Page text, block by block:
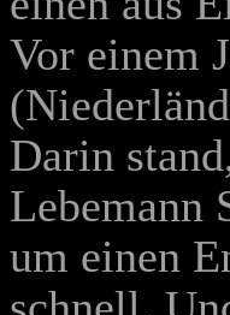
Vor einem
Darin
Lebemann
um einen